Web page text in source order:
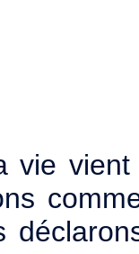
vie